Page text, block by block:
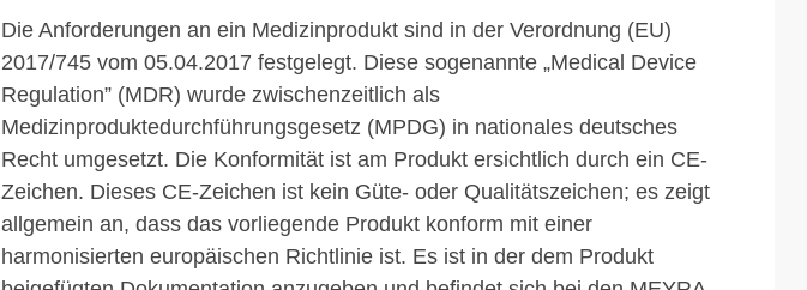
Die Anforderungen an ein Medizinprodukt sind in der Verordnung (EU)
2017/745 vom 05.04.2017 festgelegt. Diese sogenannte „Medical Device
Regulation” (MDR) wurde zwischenzeitlich als
Medizinproduktedurchführungsgesetz (MPDG) in nationales deutsches
Recht umgesetzt. Die Konformität ist am Produkt ersichtlich durch ein CE-
Zeichen. Dieses CE-Zeichen ist kein Güte- oder Qualitätszeichen; es zeigt
allgemein an, dass das vorliegende Produkt konform mit einer
harmonisierten europäischen Richtlinie ist. Es ist in der dem Produkt